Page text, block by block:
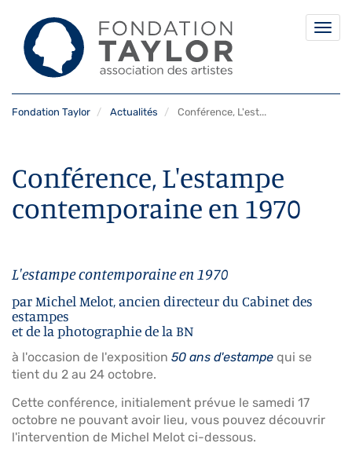
au
Fondation Taylor Actualités Conférence, L'est...
Conférence, L'estampe
contemporaine en 1970
L'estampe contemporaine en 1970
par Michel Melot, ancien directeur du Cabinet des
estampes
et de la photographie de la BN
à l'occasion de l'exposition 50 ans d'estampe qui se
tient du 2 au 24 octobre.
Cette conférence, initialement prévue le samedi 17
octobre ne pouvant avoir lieu, vous pouvez découvrir
l'intervention de Michel Melot ci-dessous.